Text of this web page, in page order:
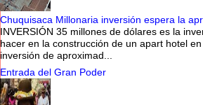
Chuquisaca Millonaria inversión espera la
INVERSIÓN 35 millones de dólares es la
hacer en la construcción de un apart hotel
inversión de aproximad...
Entrada del Gran Poder